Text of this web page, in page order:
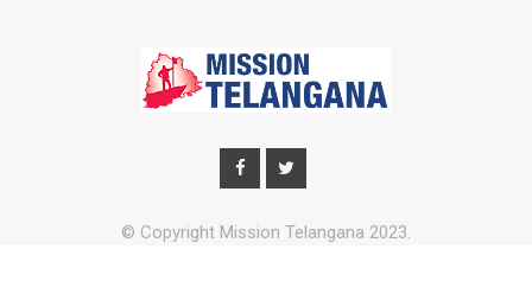
© Copyright Mission Telangana 2023.